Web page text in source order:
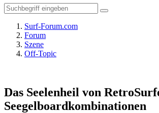
Surf-Forum.com
Forum
Szene
Off-Topic
Das Seelenheil von
Seegelboardkombinationen